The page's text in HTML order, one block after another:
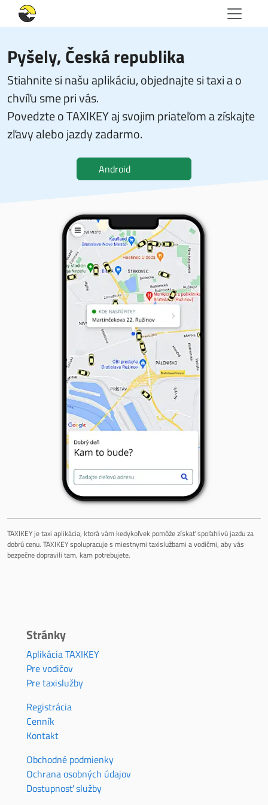
Pyšely, Česká republika
Stiahnite si našu aplikáciu, objednajte si taxi a o
chvíľu sme pri vás.
Povedzte o TAXIKEY aj svojim priateľom a získajte
zľavy alebo jazdy zadarmo.
Android
TAXIKEY je taxi aplikácia, ktorá vám kedykoľvek pomôže získať spoľahlivú jazdu za
dobrú cenu. TAXIKEY spolupracuje s miestnymi taxislužbami a vodičmi, aby vás
bezpečne dopravili tam, kam potrebujete.
Stránky
Aplikácia TAXIKEY
Pre vodičov
Pre taxislužby
Registrácia
Cenník
Kontakt
Obchodné podmienky
Ochrana osobných údajov
Dostupnosť služby